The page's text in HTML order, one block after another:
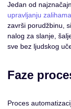
Jedan od
upravljanju
završi porudžbinu,
nalog za slanje,
sve bez ljudskog
Faze
Proces